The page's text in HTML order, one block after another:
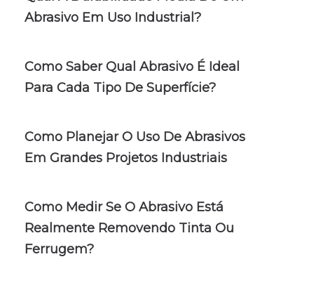
Abrasivo Em Uso Industrial?
Como Saber Qual Abrasivo É Ideal
Para Cada Tipo De Superfície?
Como Planejar O Uso De Abrasivos
Em Grandes Projetos Industriais
Como Medir Se O Abrasivo Está
Realmente Removendo Tinta Ou
Ferrugem?